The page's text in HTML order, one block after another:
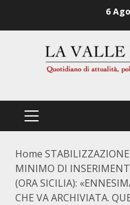
6
PRIMÄRES
Home
MINIMO DI
(ORA SICILIA):
CHE VA ARCHIVIATA.